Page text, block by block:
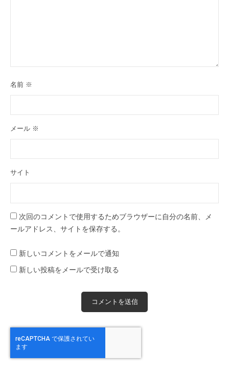
名前 ※
メール ※
サイト
次回のコメントで使用するためブラウザーに自分の名前、メ
ールアドレス、サイトを保存する。
新しいコメントをメールで通知
新しい投稿をメールで受け取る